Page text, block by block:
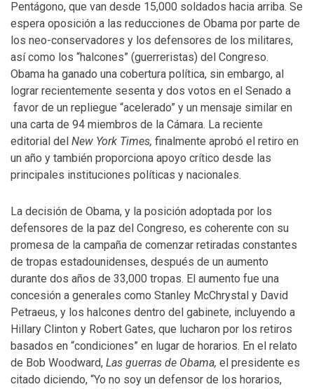
Pentágono, que van desde 15,000 soldados hacia arriba. Se
espera oposición a las reducciones de Obama por parte de
los neo-conservadores y los defensores de los militares,
así como los “halcones” (guerreristas) del Congreso.
Obama ha ganado una cobertura política, sin embargo, al
lograr recientemente sesenta y dos votos en el Senado a
favor de un repliegue “acelerado” y un mensaje similar en
una carta de 94 miembros de la Cámara. La reciente
editorial del New York Times, finalmente aprobó el retiro en
un año y también proporciona apoyo crítico desde las
principales instituciones políticas y nacionales.
La decisión de Obama, y la posición adoptada por los
defensores de la paz del Congreso, es coherente con su
promesa de la campaña de comenzar retiradas constantes
de tropas estadounidenses, después de un aumento
durante dos años de 33,000 tropas. El aumento fue una
concesión a generales como Stanley McChrystal y David
Petraeus, y los halcones dentro del gabinete, incluyendo a
Hillary Clinton y Robert Gates, que lucharon por los retiros
basados en “condiciones” en lugar de horarios. En el relato
de Bob Woodward, Las guerras de Obama, el presidente es
citado diciendo, “Yo no soy un defensor de los horarios,